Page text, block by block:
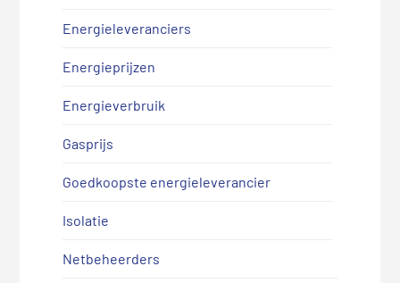
Energieleveranciers
Energieprijzen
Energieverbruik
Gasprijs
Goedkoopste energieleverancier
Isolatie
Netbeheerders